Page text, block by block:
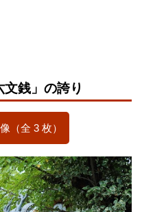
銭」の誇り
（全 3 枚）